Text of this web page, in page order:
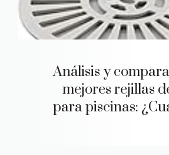
Análisis y
mejores rejillas
para piscinas: